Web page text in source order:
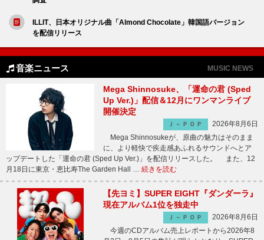
ILLIT、日本オリジナル曲「Almond Chocolate」韓国語バージョン
を配信リリース
音楽ニュース MUSIC NEWS
Mega Shinnosuke、「運命の君 (Sped
Up Ver.)」配信＆12月にワンマンライブ
開催決定
Ｊ－ＰＯＰ
2026年8月6日
Mega Shinnosukeが、原曲の魅力はそのまま
に、より軽快で疾走感あふれるサウンドへとア
ップデートした「運命の君 (Sped Up Ver.)」を配信リリースした。 また、12
月18日に東京・恵比寿The Garden Hall … 続きを読む
【先ヨミ】SUPER EIGHT『ダンダーラ』
現在アルバム1位を独走中
Ｊ－ＰＯＰ
2026年8月6日
今週のCDアルバム売上レポートから2026年8